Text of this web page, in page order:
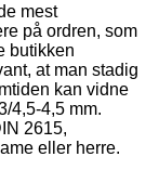
mest
på ordren, som
butikken
at man stadig
kan vidne
4,5-4,5 mm.
2615,
eller herre.